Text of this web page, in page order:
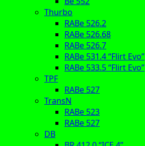
Thurbo
RABe 526.2
RABe 526.68
RABe 526.7
RABe 531.4 “Flirt Evo”
RABe 533.5 “Flirt Evo”
TPF
RABe 527
TransN
RABe 523
RABe 527
DB